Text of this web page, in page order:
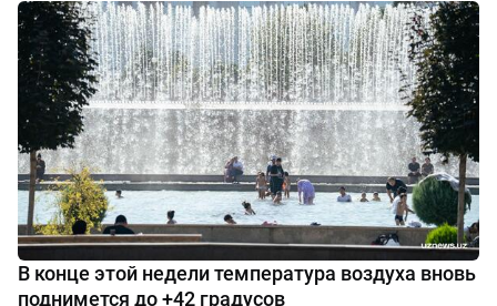
В конце этой недели температура воздуха вновь
поднимется до +42 градусов